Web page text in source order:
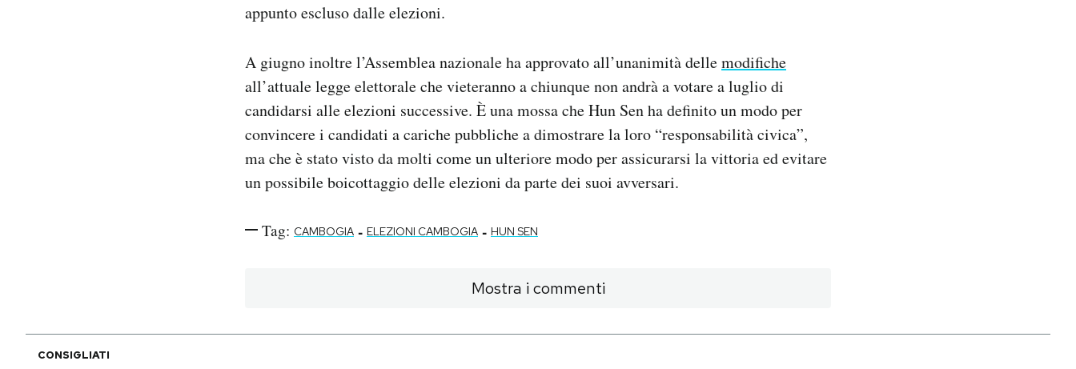
appunto escluso dalle elezioni.
A giugno inoltre l’Assemblea nazionale ha approvato all’unanimità dellemodifiche
all’attuale legge elettorale che vieteranno a chiunque non andrà a votare a luglio di
candidarsi alle elezioni successive. È una mossa che Hun Sen ha definito un modo per
convincere i candidati a cariche pubbliche a dimostrare la loro “responsabilità civica”,
ma che è stato visto da molti come un ulteriore modo per assicurarsi la vittoria ed evitare
un possibile boicottaggio delle elezioni da parte dei suoi avversari.
Tag: CAMBOGIA - ELEZIONI CAMBOGIA - HUN SEN
Mostra i commenti
CONSIGLIATI